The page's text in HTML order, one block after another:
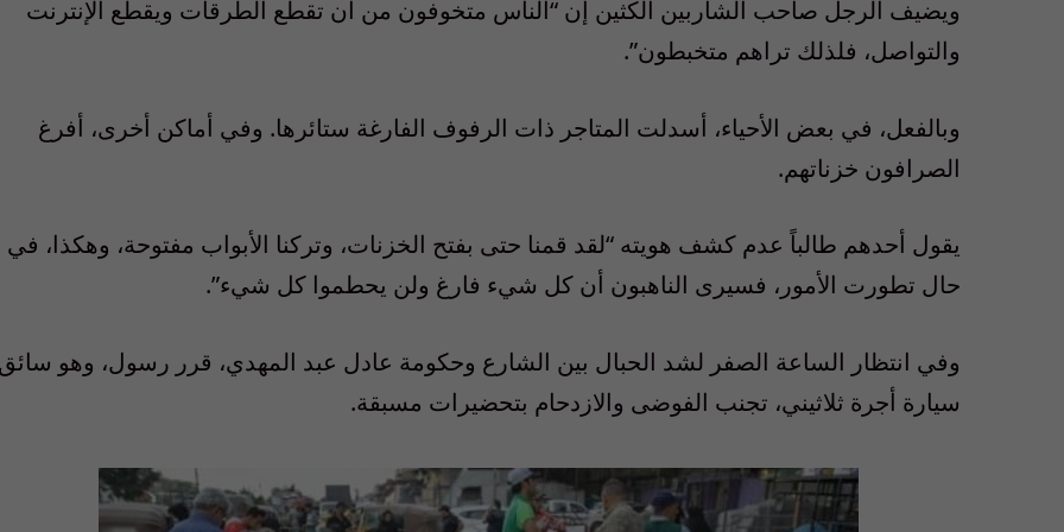
ويضيف الرجل صاحب الشاربين الكثين إن “الناس متخوفون من أن تقطع الطرقات ويقطع الإنترنت
والتواصل، فلذلك تراهم متخبطون”.
وبالفعل، في بعض الأحياء، أسدلت المتاجر ذات الرفوف الفارغة ستائرها. وفي أماكن أخرى، أفرغ
الصرافون خزناتهم.
يقول أحدهم طالباً عدم كشف هويته “لقد قمنا حتى بفتح الخزنات، وتركنا الأبواب مفتوحة، وهكذا، في
حال تطورت الأمور، فسيرى الناهبون أن كل شيء فارغ ولن يحطموا كل شيء”.
وفي انتظار الساعة الصفر لشد الحبال بين الشارع وحكومة عادل عبد المهدي، قرر رسول، وهو سائق
سيارة أجرة ثلاثيني، تجنب الفوضى والازدحام بتحضيرات مسبقة.